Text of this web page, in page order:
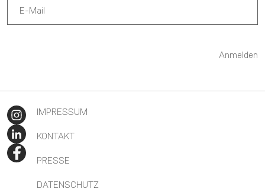
Anmelden
IMPRESSUM
KONTAKT
PRESSE
DATENSCHUTZ